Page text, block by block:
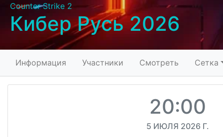
Counter Strike 2
Кибер Русь 2026
Информация Участники Смотреть Сетка
20:00
5 ИЮЛЯ 2026 Г.